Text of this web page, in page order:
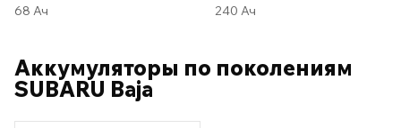
68 Ач
240 Ач
Аккумуляторы по поколениям
SUBARU Baja